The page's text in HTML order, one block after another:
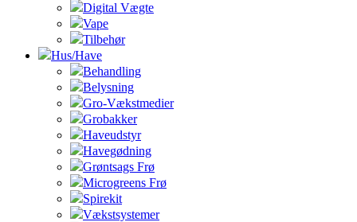
Digital Vægte
Vape
Tilbehør
Hus/Have
Behandling
Belysning
Gro-Vækstmedier
Grobakker
Haveudstyr
Havegødning
Grøntsags Frø
Microgreens Frø
Spirekit
Vækstsystemer